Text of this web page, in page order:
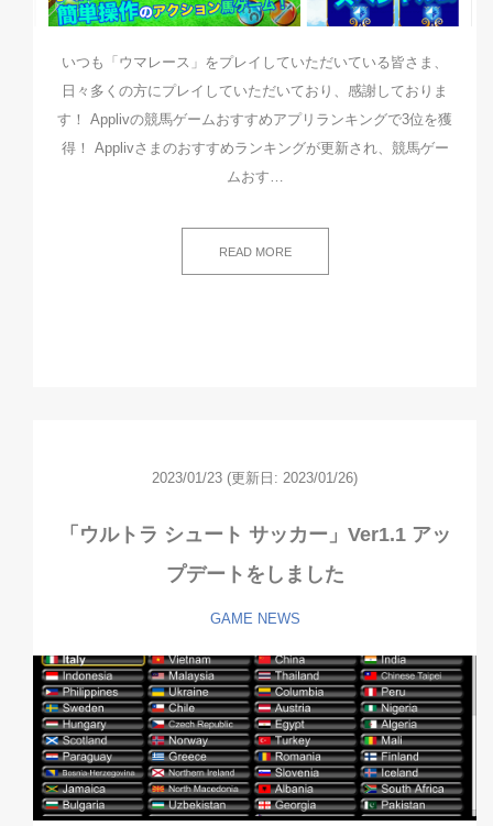
いつも「ウマレース」をプレイしていただいている皆さま、
日々多くの方にプレイしていただいており、感謝しておりま
す！ Applivの競馬ゲームおすすめアプリランキングで3位を獲
得！ Applivさまのおすすめランキングが更新され、競馬ゲー
ムおす…
READ MORE
2023/01/23 (更新日: 2023/01/26)
「ウルトラ シュート サッカー」Ver1.1 アッ
プデートをしました
GAME NEWS